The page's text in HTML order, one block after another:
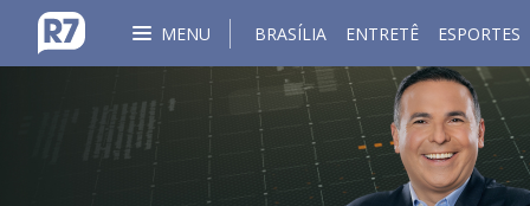
MENU BRASÍLIA ENTRETÊ ESPORTES